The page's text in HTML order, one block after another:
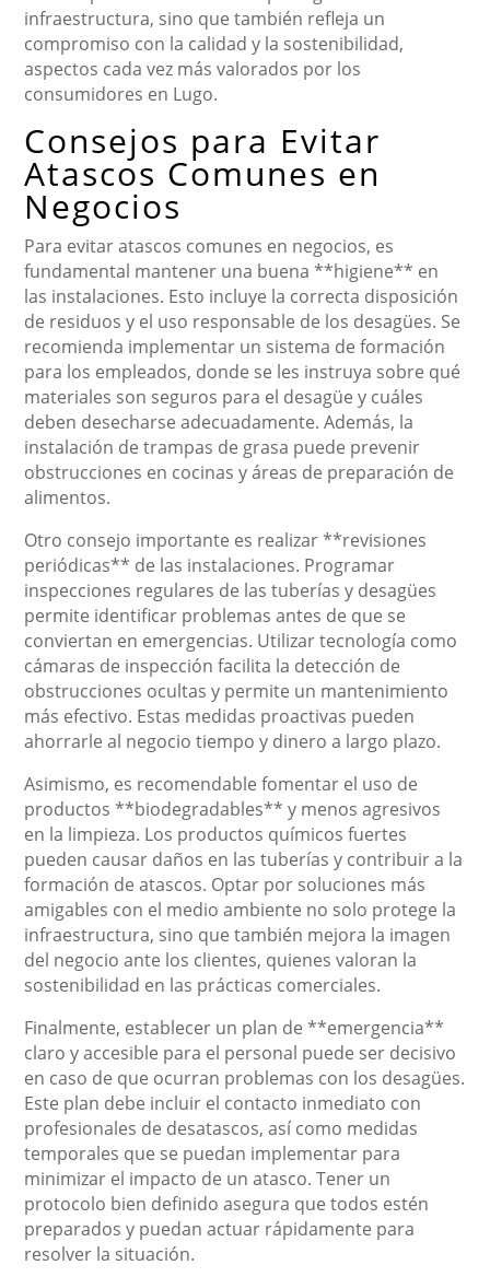
infraestructura, sino que también refleja un
compromiso con la calidad y la sostenibilidad,
aspectos cada vez más valorados por los
consumidores en Lugo.
Consejos para Evitar
Atascos Comunes en
Negocios
Para evitar atascos comunes en negocios, es
fundamental mantener una buena **higiene** en
las instalaciones. Esto incluye la correcta disposición
de residuos y el uso responsable de los desagües. Se
recomienda implementar un sistema de formación
para los empleados, donde se les instruya sobre qué
materiales son seguros para el desagüe y cuáles
deben desecharse adecuadamente. Además, la
instalación de trampas de grasa puede prevenir
obstrucciones en cocinas y áreas de preparación de
alimentos.
Otro consejo importante es realizar **revisiones
periódicas** de las instalaciones. Programar
inspecciones regulares de las tuberías y desagües
permite identificar problemas antes de que se
conviertan en emergencias. Utilizar tecnología como
cámaras de inspección facilita la detección de
obstrucciones ocultas y permite un mantenimiento
más efectivo. Estas medidas proactivas pueden
ahorrarle al negocio tiempo y dinero a largo plazo.
Asimismo, es recomendable fomentar el uso de
productos **biodegradables** y menos agresivos
en la limpieza. Los productos químicos fuertes
pueden causar daños en las tuberías y contribuir a la
formación de atascos. Optar por soluciones más
amigables con el medio ambiente no solo protege la
infraestructura, sino que también mejora la imagen
del negocio ante los clientes, quienes valoran la
sostenibilidad en las prácticas comerciales.
Finalmente, establecer un plan de **emergencia**
claro y accesible para el personal puede ser decisivo
en caso de que ocurran problemas con los desagües.
Este plan debe incluir el contacto inmediato con
profesionales de desatascos, así como medidas
temporales que se puedan implementar para
minimizar el impacto de un atasco. Tener un
protocolo bien definido asegura que todos estén
preparados y puedan actuar rápidamente para
resolver la situación.